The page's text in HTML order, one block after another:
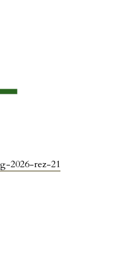
2026-rez-21